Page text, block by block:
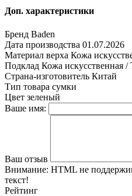
Доп. характеристики
Бренд Baden
Дата производства 01.07.2026
Материал верха Кожа
Подклад Кожа искусственная /
Страна-изготовитель Китай
Тип товара сумки
Цвет зеленый
Ваше имя:
Ваш отзыв
Внимание: HTML не
текст!
Рейтинг